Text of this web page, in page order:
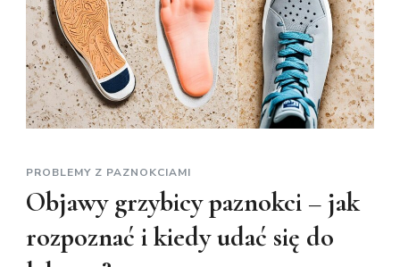
krok
po
PROBLEMY Z PAZNOKCIAMI
Objawy grzybicy paznokci – jak
rozpoznać i kiedy udać się do